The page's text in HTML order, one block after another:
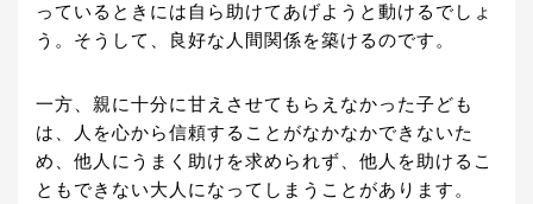
っているときには自ら助けてあげようと動けるでしょ
う。そうして、良好な人間関係を築けるのです。
一方、親に十分に甘えさせてもらえなかった子ども
は、人を心から信頼することがなかなかできないた
め、他人にうまく助けを求められず、他人を助けるこ
ともできない大人になってしまうことがあります。